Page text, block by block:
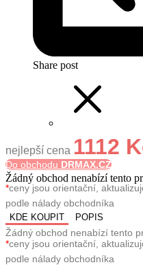
Share post
nejlepší cena 1112
Do obchodu DRMAX.CZ
Žádný obchod nenabízí tento
*ceny jsou orientační,
podle nálady obchodníka
KDE KOUPIT POPIS
Žádný obchod nenabízí tento
*ceny jsou orientační,
podle nálady obchodníka